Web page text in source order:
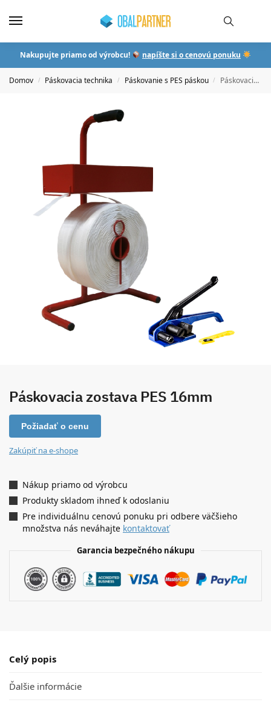
Nakupujte priamo od výrobcu! napíšte si o cenovú ponuku
Domov / Páskovacia technika / Páskovanie s PES páskou / Páskovacia zostava PES 16mm
Páskovacia zostava PES 16mm
Požiadať o cenu
Zakúpiť na e-shope
Nákup priamo od výrobcu
Produkty skladom ihneď k odoslaniu
Pre individuálnu cenovú ponuku pri odbere väčšieho
množstva nás neváhajte kontaktovať
Garancia bezpečného nákupu
Celý popis
Ďalšie informácie